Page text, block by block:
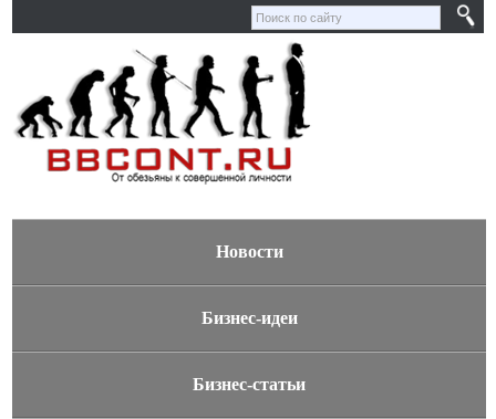
Новости
Бизнес-идеи
Бизнес-статьи